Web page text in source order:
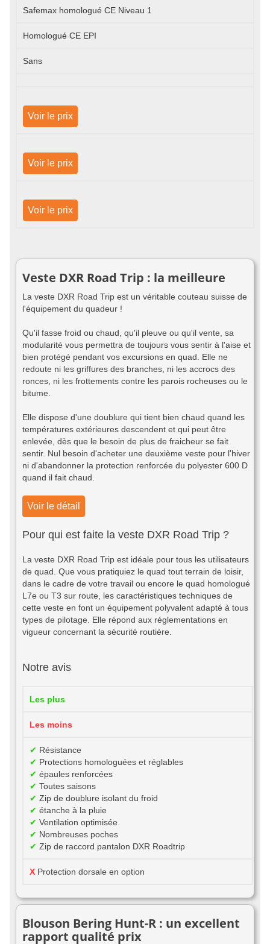
Safemax homologué CE Niveau 1
Homologué CE EPI
Sans
Voir le prix
Voir le prix
Voir le prix
Veste DXR Road Trip : la meilleure
La veste DXR Road Trip est un véritable couteau suisse de
l'équipement du quadeur !
Qu'il fasse froid ou chaud, qu'il pleuve ou qu'il vente, sa
modularité vous permettra de toujours vous sentir à l'aise et
bien protégé pendant vos excursions en quad. Elle ne
redoute ni les griffures des branches, ni les accrocs des
ronces, ni les frottements contre les parois rocheuses ou le
bitume.
Elle dispose d'une doublure qui tient bien chaud quand les
températures extérieures descendent et qui peut être
enlevée, dès que le besoin de plus de fraicheur se fait
sentir. Nul besoin d'acheter une deuxième veste pour l'hiver
ni d'abandonner la protection renforcée du polyester 600 D
quand il fait chaud.
Voir le détail
Pour qui est faite la veste DXR Road Trip ?
La veste DXR Road Trip est idéale pour tous les utilisateurs
de quad. Que vous pratiquiez le quad tout terrain de loisir,
dans le cadre de votre travail ou encore le quad homologué
L7e ou T3 sur route, les caractéristiques techniques de
cette veste en font un équipement polyvalent adapté à tous
types de pilotage. Elle répond aux réglementations en
vigueur concernant la sécurité routière.
Notre avis
Les plus
Les moins
✔ Résistance
✔ Protections homologuées et réglables
✔ épaules renforcées
✔ Toutes saisons
✔ Zip de doublure isolant du froid
✔ étanche à la pluie
✔ Ventilation optimisée
✔ Nombreuses poches
✔ Zip de raccord pantalon DXR Roadtrip
X Protection dorsale en option
Blouson Bering Hunt-R : un excellent
rapport qualité prix